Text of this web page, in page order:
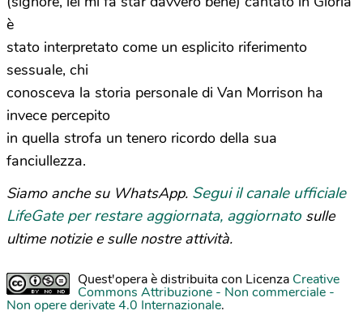
è
stato interpretato come un esplicito riferimento
sessuale, chi
conosceva la storia personale di Van Morrison ha
invece percepito
in quella strofa un tenero ricordo della sua
fanciullezza.
Siamo anche su WhatsApp. Segui il canale ufficiale
LifeGate per restare aggiornata, aggiornato sulle
ultime notizie e sulle nostre attività.
Quest'opera è distribuita con Licenza Creative
Commons Attribuzione - Non commerciale -
Non opere derivate 4.0 Internazionale.